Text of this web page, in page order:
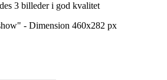
3 billeder i god kvalitet
- Dimension 460x282 px